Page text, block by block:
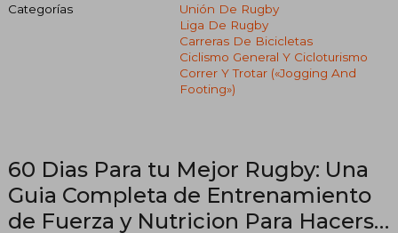
Categorías
Unión De Rugby
Liga De Rugby
Carreras De Bicicletas
Ciclismo General Y Cicloturismo
Correr Y Trotar («jogging And
Footing»)
60 Dias Para tu Mejor Rugby: Una
Guia Completa de Entrenamiento
de Fuerza y Nutricion Para Hacerse